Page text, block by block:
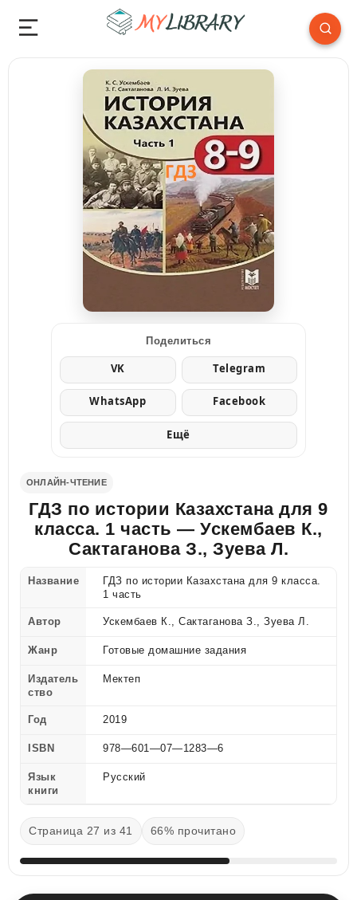
Поделиться
VK Telegram
WhatsApp Facebook
Ещё
ОНЛАЙН-ЧТЕНИЕ
ГДЗ по истории Казахстана для 9
класса. 1 часть — Ускембаев К.,
Сактаганова З., Зуева Л.
Название
ГДЗ по истории Казахстана для 9 класса.
1 часть
Автор Ускембаев К., Сактаганова З., Зуева Л.
Жанр Готовые домашние задания
Издатель
ство
Мектеп
Год 2019
ISBN 978—601—07—1283—6
Язык
книги
Русский
Страница 27 из 41 66% прочитано